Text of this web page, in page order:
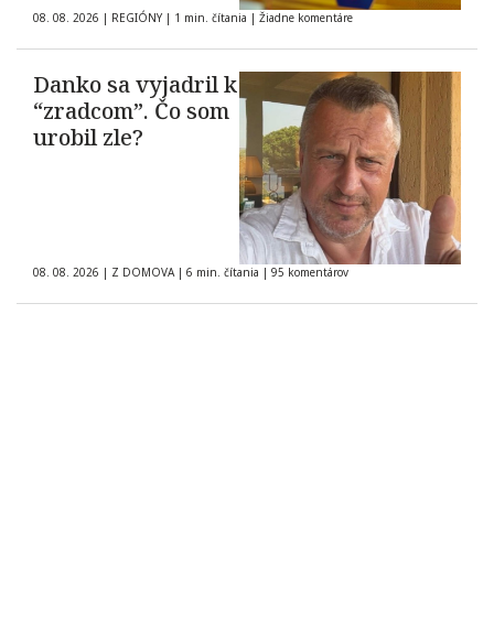
08. 08. 2026 | REGIÓNY | 1 min. čítania | Žiadne komentáre
Danko sa vyjadril k
“zradcom”. Čo som
urobil zle?
08. 08. 2026 | Z DOMOVA | 6 min. čítania | 95 komentárov